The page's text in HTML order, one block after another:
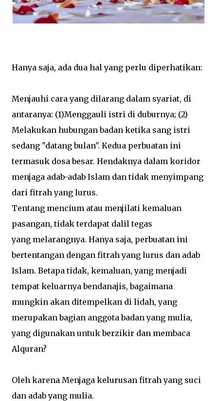
Hanya saja, ada dua hal yang perlu diperhatikan:
Menjauhi cara yang dilarang dalam syariat, di
antaranya: (1)Menggauli istri di duburnya; (2)
Melakukan hubungan badan ketika sang istri
sedang "datang bulan". Kedua perbuatan ini
termasuk dosa besar. Hendaknya dalam koridor
menjaga adab-adab Islam dan tidak menyimpang
dari fitrah yang lurus.
Tentang mencium atau menjilati kemaluan
pasangan, tidak terdapat dalil tegas
yang melarangnya. Hanya saja, perbuatan ini
bertentangan dengan fitrah yang lurus dan adab
Islam. Betapa tidak, kemaluan, yang menjadi
tempat keluarnya bendanajis, bagaimana
mungkin akan ditempelkan di lidah, yang
merupakan bagian anggota badan yang mulia,
yang digunakan untuk berzikir dan membaca
Alquran?
Oleh karena Menjaga kelurusan fitrah yang suci
dan adab yang mulia.